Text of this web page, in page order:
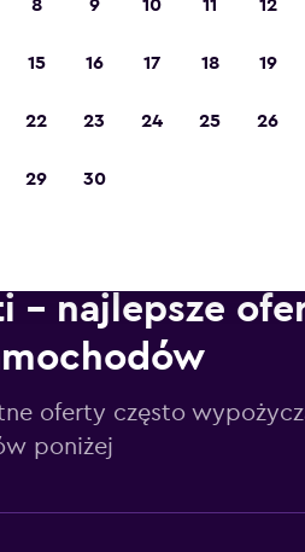
w 2023 roku
– najlepsze
oferty często
poniżej
8 9 10 11 12
15 16 17 18 19
22 23 24 25 26
29 30